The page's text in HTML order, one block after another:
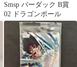
Smsp バーダック B賞
02 ドラゴンボール